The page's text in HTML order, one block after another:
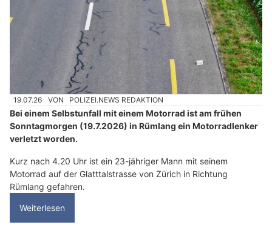
19.07.26 VON POLIZEI.NEWS REDAKTION
Bei einem Selbstunfall mit einem Motorrad ist am frühen
Sonntagmorgen (19.7.2026) in Rümlang ein Motorradlenker
verletzt worden.
Kurz nach 4.20 Uhr ist ein 23-jähriger Mann mit seinem
Motorrad auf der Glatttalstrasse von Zürich in Richtung
Rümlang gefahren.
Weiterlesen